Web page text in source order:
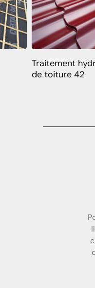
Traitement
de toiture 42